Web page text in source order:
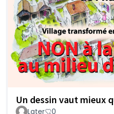
Un dessin vaut mieux
Later 0